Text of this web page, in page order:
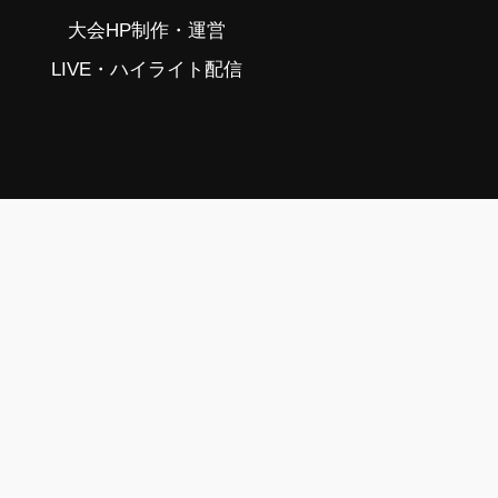
大会HP制作・運営
LIVE・ハイライト配信